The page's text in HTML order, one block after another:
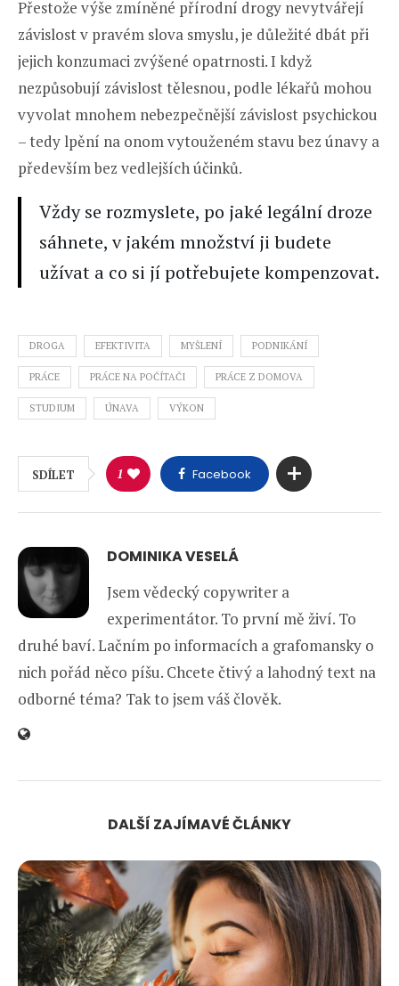
Přestože výše zmíněné přírodní drogy nevytvářejí
závislost v pravém slova smyslu, je důležité dbát při
jejich konzumaci zvýšené opatrnosti. I když
nezpůsobují závislost tělesnou, podle lékařů mohou
vyvolat mnohem nebezpečnější závislost psychickou
– tedy lpění na onom vytouženém stavu bez únavy a
především bez vedlejších účinků.
Vždy se rozmyslete, po jaké legální droze
sáhnete, v jakém množství ji budete
užívat a co si jí potřebujete kompenzovat.
DROGA EFEKTIVITA MYŠLENÍ PODNIKÁNÍ
PRÁCE PRÁCE NA POČÍTAČI PRÁCE Z DOMOVA
STUDIUM ÚNAVA VÝKON
SDÍLET 1 Facebook
DOMINIKA VESELÁ
Jsem vědecký copywriter a
experimentátor. To první mě živí. To
druhé baví. Lačním po informacích a grafomansky o
nich pořád něco píšu. Chcete čtivý a lahodný text na
odborné téma? Tak to jsem váš člověk.
DALŠÍ ZAJÍMAVÉ ČLÁNKY